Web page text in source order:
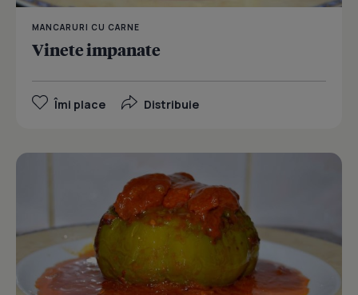
MANCARURI CU CARNE
Vinete impanate
Îmi place Distribuie